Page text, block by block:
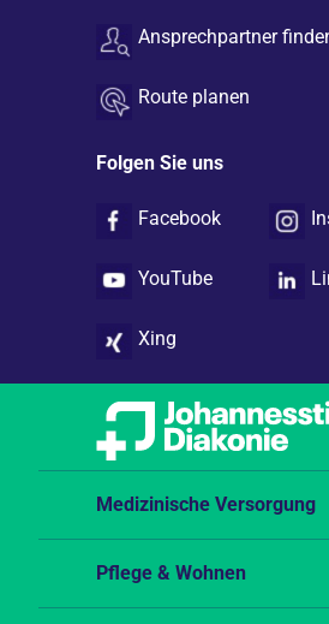
Ansprechpartner
Route planen
Folgen Sie uns
Facebook
YouTube
Xing
Medizinische Versorgung
Pflege & Wohnen